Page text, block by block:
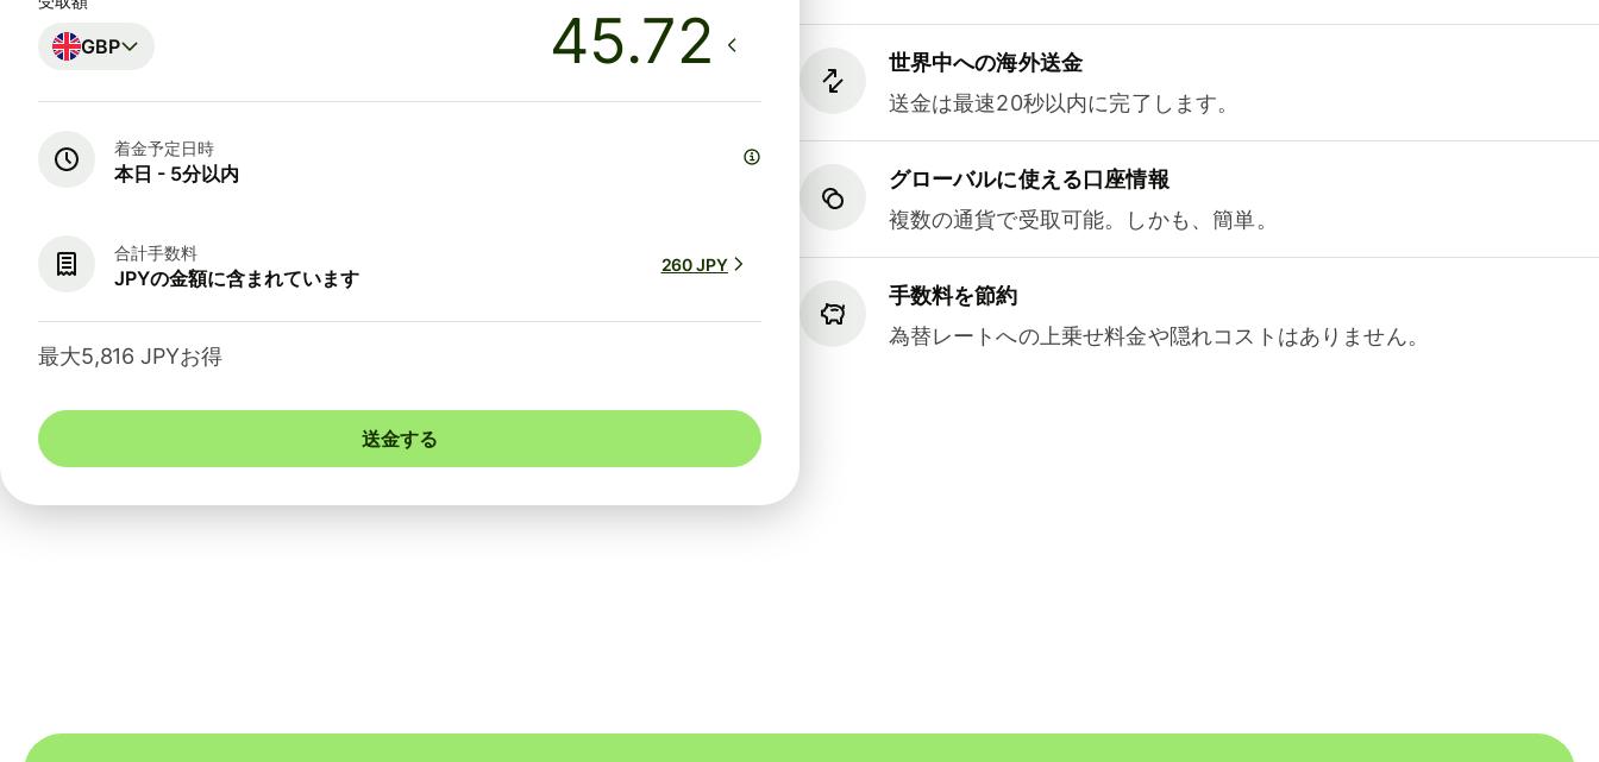
世界中への海外送金
送金は最速20秒以内に完了します。
グローバルに使える口座情報
複数の通貨で受取可能。しかも、簡単。
手数料を節約
為替レートへの上乗せ料金や隠れコストはありません。
GBP
着金予定日時
本日 - 5分以内
合計手数料
JPYの金額に含まれています
260 JPY
最大5,816 JPYお得
送金する